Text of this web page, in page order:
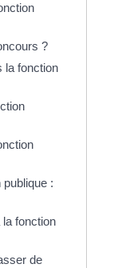
?
la fonction
:
fonction
de